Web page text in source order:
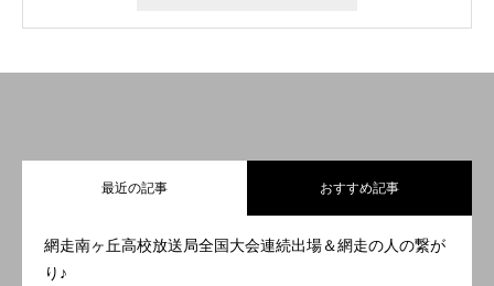
最近の記事 おすすめ記事
網走南ヶ丘高校放送局全国大会連続出場＆網走の人の繋が
り♪